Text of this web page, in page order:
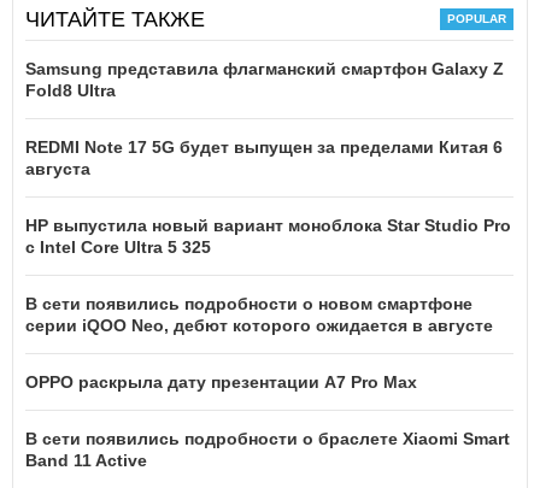
ЧИТАЙТЕ ТАКЖЕ
Samsung представила флагманский смартфон Galaxy Z
Fold8 Ultra
REDMI Note 17 5G будет выпущен за пределами Китая 6
августа
HP выпустила новый вариант моноблока Star Studio Pro
с Intel Core Ultra 5 325
В сети появились подробности о новом смартфоне
серии iQOO Neo, дебют которого ожидается в августе
OPPO раскрыла дату презентации A7 Pro Max
В сети появились подробности о браслете Xiaomi Smart
Band 11 Active